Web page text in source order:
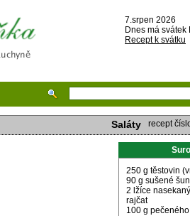
7.srpen 2026
Dnes má svátek
Recept k svátku
Saláty recept
250 g těstovin
90 g sušené
2 lžíce
rajčat
100 g